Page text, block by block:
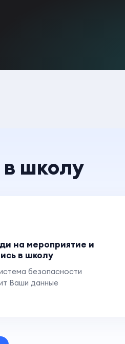
в школу
на мероприятие и
в школу
безопасности
Ваши данные